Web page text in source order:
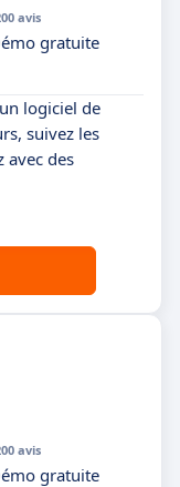
avis
gratuite
logiciel de
suivez les
avec des
avis
gratuite